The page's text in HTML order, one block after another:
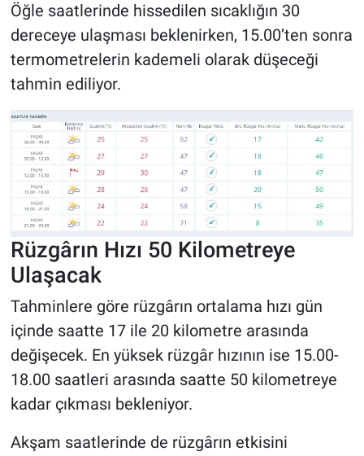
Öğle saatlerinde hissedilen sıcaklığın 30
dereceye ulaşması beklenirken, 15.00’ten sonra
termometrelerin kademeli olarak düşeceği
tahmin ediliyor.
Rüzgârın Hızı 50 Kilometreye
Ulaşacak
Tahminlere göre rüzgârın ortalama hızı gün
içinde saatte 17 ile 20 kilometre arasında
değişecek. En yüksek rüzgâr hızının ise 15.00-
18.00 saatleri arasında saatte 50 kilometreye
kadar çıkması bekleniyor.
Akşam saatlerinde de rüzgârın etkisini